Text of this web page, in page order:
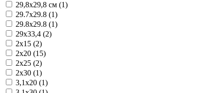
29,8x29,8 см (1)
29.7x29.8 (1)
29.8x29.8 (1)
29x33,4 (2)
2x15 (2)
2x20 (15)
2x25 (2)
2x30 (1)
3,1x20 (1)